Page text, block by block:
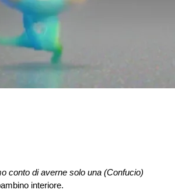
conto di averne solo una (Confucio)
interiore.